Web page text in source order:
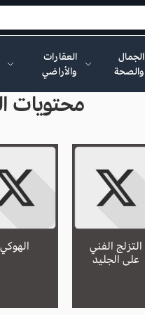
الجمال
والصحة
العقارات
والأراضي
محتويات
التزلج الفني
على الجليد
الهوكي